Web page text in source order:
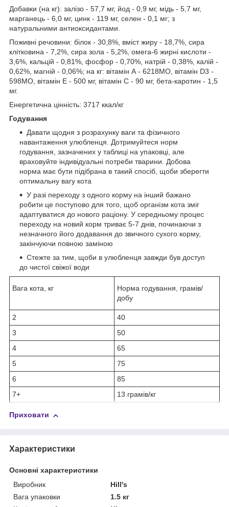
Добавки (на кг): залізо - 57,7 мг, йод - 0,9 мг, мідь - 5,7 мг,
марганець - 6,0 мг, цинк - 119 мг, селен - 0,1 мг; з
натуральними антиоксидантами.
Поживні речовини: білок - 30,8%, вміст жиру - 18,7%, сира
клітковина - 7,2%, сира зола - 5,2%, омега-6 жирні кислоти -
3,6%, кальцій - 0,81%, фосфор - 0,70%, натрій - 0,38%, калій -
0,62%, магній - 0,06%; на кг: вітамін А - 6218МO, вітамін D3 -
598МO, вітамін E - 500 мг, вітамін C - 90 мг, бета-каротин - 1,5
мг.
Енергетична цінність: 3717 ккал/кг
Годування
Давати щодня з розрахунку ваги та фізичного
навантаження улюбленця. Дотримуйтеся норм
годування, зазначених у таблиці на упаковці, але
враховуйте індивідуальні потреби тварини. Добова
норма має бути підібрана в такий спосіб, щоби зберегти
оптимальну вагу кота
У разі переходу з одного корму на інший бажано
робити це поступово для того, щоб організм кота зміг
адаптуватися до нового раціону. У середньому процес
переходу на новий корм триває 5-7 днів, починаючи з
незначного його додавання до звичного сухого корму,
закінчуючи повною заміною
Стежте за тим, щоби в улюбленця завжди був доступ
до чистої свіжої води
Вага кота, кг
Норма годування, грамів/
добу
2
40
3
50
4
65
5
75
6
85
7+
13 грамів/кг
Приховати
Характеристики
Основні характеристики
Виробник
Hill's
Вага упаковки
1.5 кг